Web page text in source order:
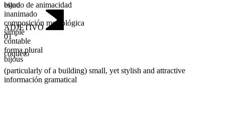
estado de animacidad
inanimado
composición morfológica
simple
contable
forma plural
bijous
bijou
ADJETIVO
01
coqueto
(particularly of a building) small, yet stylish and attractive
información gramatical